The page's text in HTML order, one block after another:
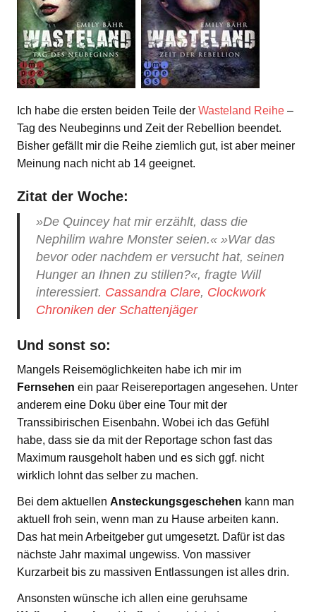
Ich habe die ersten beiden Teile der Wasteland Reihe –
Tag des Neubeginns und Zeit der Rebellion beendet.
Bisher gefällt mir die Reihe ziemlich gut, ist aber meiner
Meinung nach nicht ab 14 geeignet.
Zitat der Woche:
»De Quincey hat mir erzählt, dass die
Nephilim wahre Monster seien.« »War das
bevor oder nachdem er versucht hat, seinen
Hunger an Ihnen zu stillen?«, fragte Will
interessiert. Cassandra Clare, Clockwork
Chroniken der Schattenjäger
Und sonst so:
Mangels Reisemöglichkeiten habe ich mir im
Fernsehen ein paar Reisereportagen angesehen. Unter
anderem eine Doku über eine Tour mit der
Transsibirischen Eisenbahn. Wobei ich das Gefühl
habe, dass sie da mit der Reportage schon fast das
Maximum rausgeholt haben und es sich ggf. nicht
wirklich lohnt das selber zu machen.
Bei dem aktuellen Ansteckungsgeschehen kann man
aktuell froh sein, wenn man zu Hause arbeiten kann.
Das hat mein Arbeitgeber gut umgesetzt. Dafür ist das
nächste Jahr maximal ungewiss. Von massiver
Kurzarbeit bis zu massiven Entlassungen ist alles drin.
Ansonsten wünsche ich allen eine geruhsame